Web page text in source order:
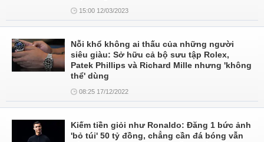
15:00 12/03/2023
Nỗi khổ không ai thấu của những người
siêu giàu: Sở hữu cả bộ sưu tập Rolex,
Patek Phillips và Richard Mille nhưng 'không
thể' dùng
08:25 17/12/2022
Kiếm tiền giỏi như Ronaldo: Đăng 1 bức ảnh
'bỏ túi' 50 tỷ đồng, chẳng cần đá bóng vẫn